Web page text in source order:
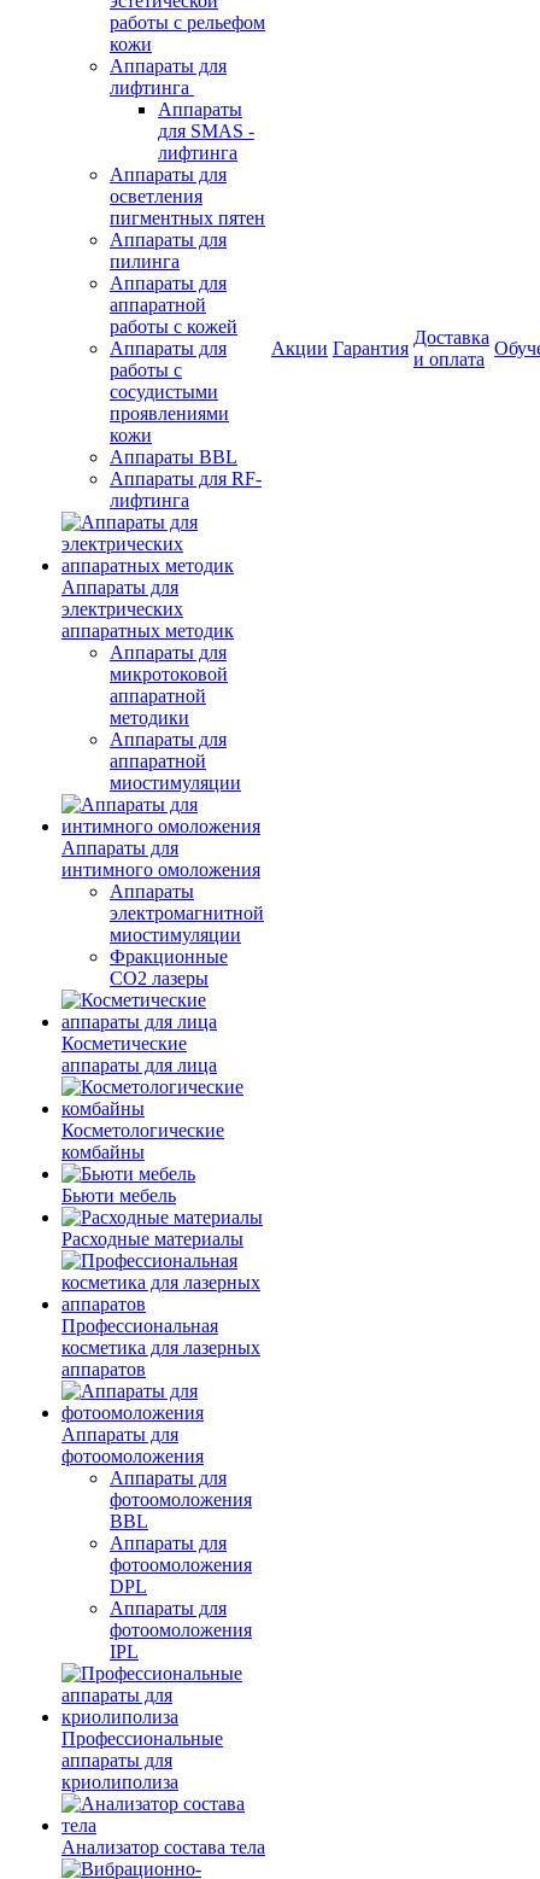
работы с рельефом
кожи
Аппараты для
лифтинга
Аппараты
для SMAS -
лифтинга
Аппараты для
осветления
пигментных пятен
Аппараты для
пилинга
Аппараты для
аппаратной
работы с кожей
Аппараты для
работы с
сосудистыми
проявлениями
кожи
Аппараты BBL
Аппараты для RF-
лифтинга
Аппараты для
электрических
аппаратных методик
Аппараты для
микротоковой
аппаратной
методики
Аппараты для
аппаратной
миостимуляции
Аппараты для
интимного омоложения
Аппараты
электромагнитной
миостимуляции
Фракционные
CO2 лазеры
Косметические
аппараты для лица
Косметологические
комбайны
Бьюти мебель
Расходные материалы
Профессиональная
косметика для лазерных
аппаратов
Аппараты для
фотоомоложения
Аппараты для
фотоомоложения
BBL
Аппараты для
фотоомоложения
DPL
Аппараты для
фотоомоложения
IPL
Профессиональные
аппараты для
криолиполиза
Анализатор состава тела
Акции Гарантия
Доставка
и оплата